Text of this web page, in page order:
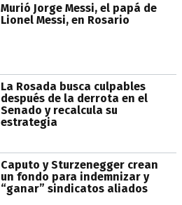
Murió Jorge Messi, el papá de
Lionel Messi, en Rosario
La Rosada busca culpables
después de la derrota en el
Senado y recalcula su
estrategia
Caputo y Sturzenegger crean
un fondo para indemnizar y
“ganar” sindicatos aliados